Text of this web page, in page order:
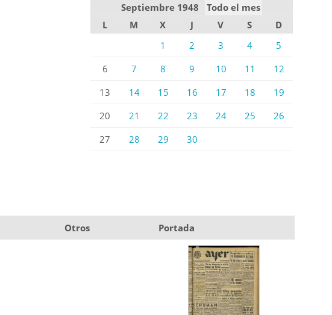
Septiembre 1948
Todo el mes
L
M X J V S
D
1
2 3 4
5
6
7 8 9 10 11
12
13
14 15 16 17 18
19
20
21 22 23 24 25
26
27
28 29 30
Otros
Portada